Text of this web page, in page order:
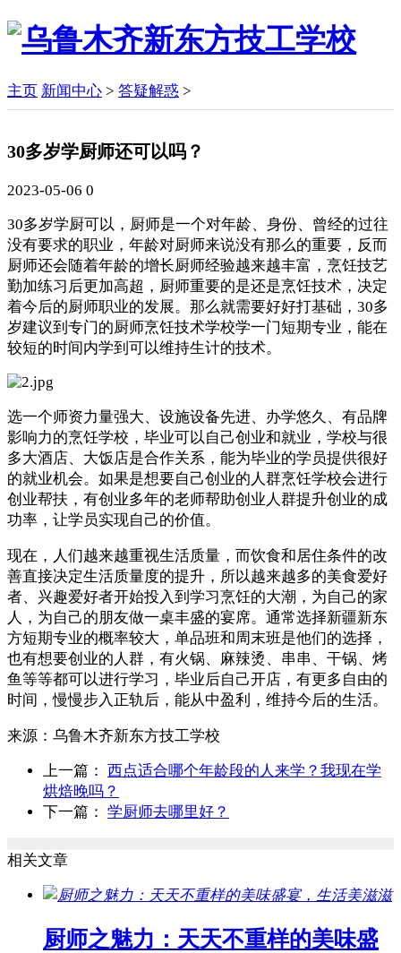
主页 新闻中心 > 答疑解惑 >
30多岁学厨师还可以吗？
2023-05-06 0
30多岁学厨可以，厨师是一个对年龄、身份、曾经的过往
没有要求的职业，年龄对厨师来说没有那么的重要，反而
厨师还会随着年龄的增长厨师经验越来越丰富，烹饪技艺
勤加练习后更加高超，厨师重要的是还是烹饪技术，决定
着今后的厨师职业的发展。那么就需要好好打基础，30多
岁建议到专门的厨师烹饪技术学校学一门短期专业，能在
较短的时间内学到可以维持生计的技术。
选一个师资力量强大、设施设备先进、办学悠久、有品牌
影响力的烹饪学校，毕业可以自己创业和就业，学校与很
多大酒店、大饭店是合作关系，能为毕业的学员提供很好
的就业机会。如果是想要自己创业的人群烹饪学校会进行
创业帮扶，有创业多年的老师帮助创业人群提升创业的成
功率，让学员实现自己的价值。
现在，人们越来越重视生活质量，而饮食和居住条件的改
善直接决定生活质量度的提升，所以越来越多的美食爱好
者、兴趣爱好者开始投入到学习烹饪的大潮，为自己的家
人，为自己的朋友做一桌丰盛的宴席。通常选择新疆新东
方短期专业的概率较大，单品班和周末班是他们的选择，
也有想要创业的人群，有火锅、麻辣烫、串串、干锅、烤
鱼等等都可以进行学习，毕业后自己开店，有更多自由的
时间，慢慢步入正轨后，能从中盈利，维持今后的生活。
来源： 乌鲁木齐新东方技工学校
上一篇： 西点适合哪个年龄段的人来学？我现在学
烘焙晚吗？
下一篇： 学厨师去哪里好？
相关文章
厨师之魅力：天天不重样的美味盛